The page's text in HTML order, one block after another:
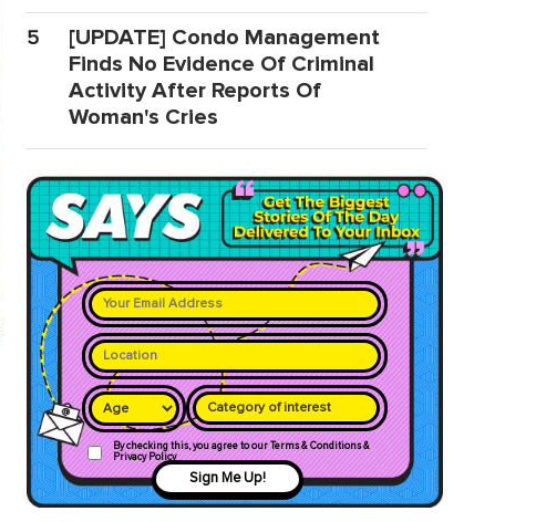
5
[UPDATE] Condo Management
Finds No Evidence Of Criminal
Activity After Reports Of
Woman's Cries
Category of interest
By checking this, you agree to our Terms & Conditions &
Privacy Policy
Sign Me Up!